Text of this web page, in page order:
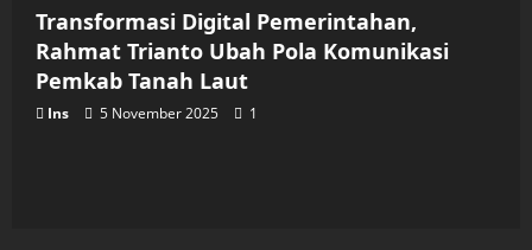
Transformasi Digital Pemerintahan,
Rahmat Trianto Ubah Pola Komunikasi
Pemkab Tanah Laut
Ins 5 November 2025 1